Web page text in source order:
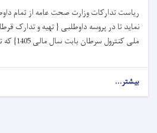
ریاست تدارکات وزارت صحت عامه از تمام
نماید تا در پروسه داوطلبی { تهیه و تدارک
ملی کنترول سرطان بابت سال مالی 1405} که تحت . . .
بیشتر...
اعلان